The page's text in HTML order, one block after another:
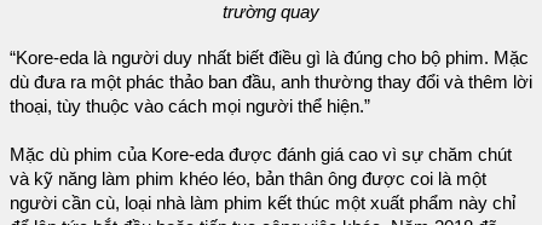
trường quay
“Kore-eda là người duy nhất biết điều gì là đúng cho bộ phim. Mặc
dù đưa ra một phác thảo ban đầu, anh thường thay đổi và thêm lời
thoại, tùy thuộc vào cách mọi người thể hiện.”
Mặc dù phim của Kore-eda được đánh giá cao vì sự chăm chút
và kỹ năng làm phim khéo léo, bản thân ông được coi là một
người cần cù, loại nhà làm phim kết thúc một xuất phẩm này chỉ